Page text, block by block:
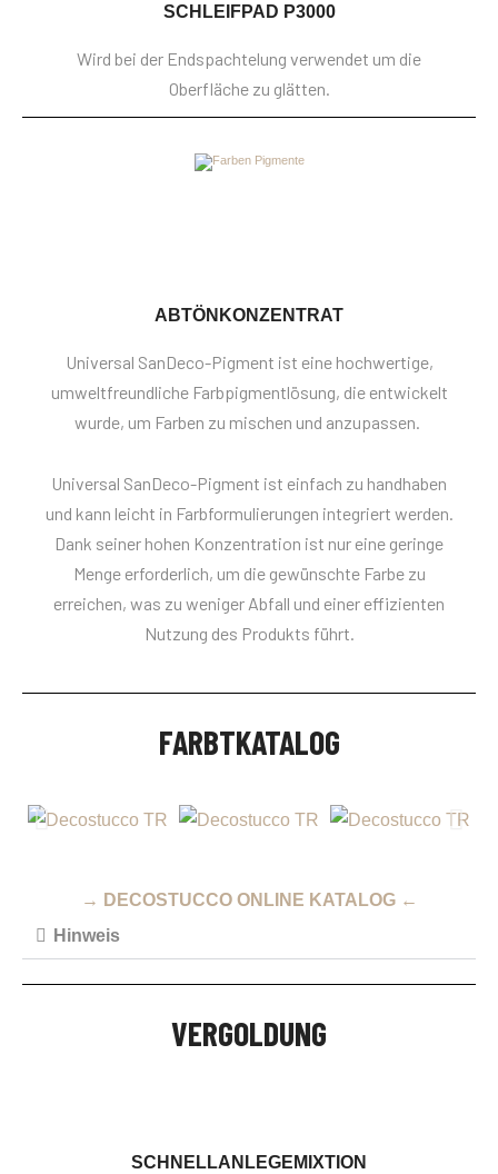
SCHLEIFPAD P3000
Wird bei der Endspachtelung verwendet um die
Oberfläche zu glätten.
ABTÖNKONZENTRAT
Universal SanDeco-Pigment ist eine hochwertige,
umweltfreundliche Farbpigmentlösung, die entwickelt
wurde, um Farben zu mischen und anzupassen.
Universal SanDeco-Pigment ist einfach zu handhaben
und kann leicht in Farbformulierungen integriert werden.
Dank seiner hohen Konzentration ist nur eine geringe
Menge erforderlich, um die gewünschte Farbe zu
erreichen, was zu weniger Abfall und einer effizienten
Nutzung des Produkts führt.
FARBTKATALOG
→ DECOSTUCCO ONLINE KATALOG ←
Hinweis
VERGOLDUNG
SCHNELLANLEGEMIXTION